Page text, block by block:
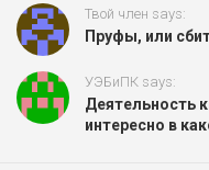
Твой член says:
Пруфы, или
УЭБиПК says:
Деятельность
интересно в